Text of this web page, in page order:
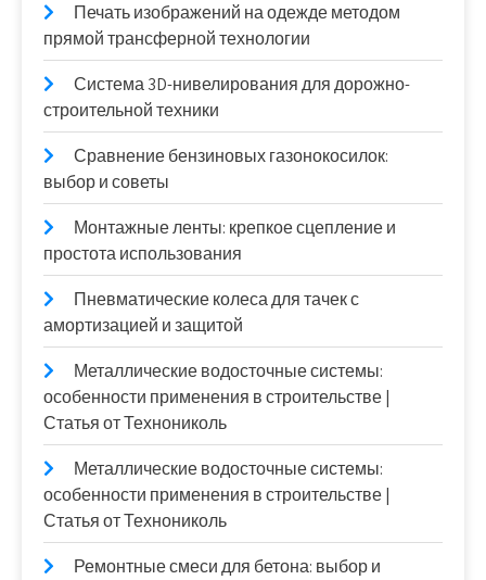
Печать изображений на одежде методом
прямой трансферной технологии
Система 3D-нивелирования для дорожно-
строительной техники
Сравнение бензиновых газонокосилок:
выбор и советы
Монтажные ленты: крепкое сцепление и
простота использования
Пневматические колеса для тачек с
амортизацией и защитой
Металлические водосточные системы:
особенности применения в строительстве |
Статья от Технониколь
Металлические водосточные системы:
особенности применения в строительстве |
Статья от Технониколь
Ремонтные смеси для бетона: выбор и